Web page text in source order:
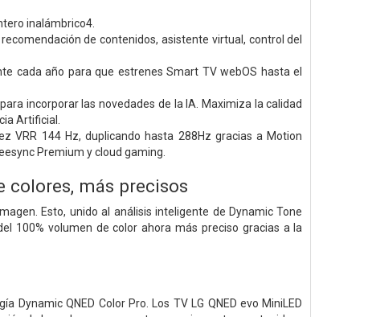
inalámbrico4.
de contenidos, asistente virtual, control del
cada año para que estrenes Smart TV webOS hasta el
incorporar las novedades de la IA. Maximiza la calidad
Artificial.
VRR 144 Hz, duplicando hasta 288Hz gracias a Motion
Premium y cloud gaming.
colores, más precisos
Esto, unido al análisis inteligente de Dynamic Tone
100% volumen de color ahora más preciso gracias a la
QNED Color Pro. Los TV LG QNED evo MiniLED